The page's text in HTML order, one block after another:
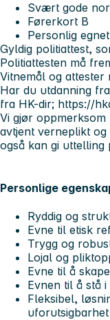
Svært gode
Førerkort B
Personlig
Gyldig politiattest,
Politiattesten må
Vitnemål og
Har du utdanning
fra HK-dir; https://
Vi gjør
avtjent verneplikt
også kan gi uttelling
Personlige
Ryddig og
Evne til etisk
Trygg og
Lojal og
Evne til å
Evnen til å stå
Fleksibel,